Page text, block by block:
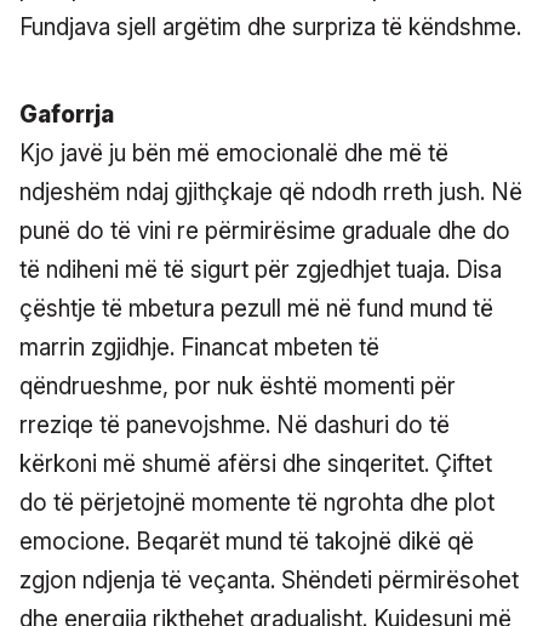
Fundjava sjell argëtim dhe surpriza të këndshme.
Gaforrja
Kjo javë ju bën më emocionalë dhe më të
ndjeshëm ndaj gjithçkaje që ndodh rreth jush. Në
punë do të vini re përmirësime graduale dhe do
të ndiheni më të sigurt për zgjedhjet tuaja. Disa
çështje të mbetura pezull më në fund mund të
marrin zgjidhje. Financat mbeten të
qëndrueshme, por nuk është momenti për
rreziqe të panevojshme. Në dashuri do të
kërkoni më shumë afërsi dhe sinqeritet. Çiftet
do të përjetojnë momente të ngrohta dhe plot
emocione. Beqarët mund të takojnë dikë që
zgjon ndjenja të veçanta. Shëndeti përmirësohet
dhe energjia rikthehet gradualisht. Kujdesuni më